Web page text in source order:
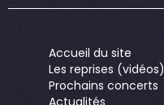
Accueil du site
Les reprises (vidéos)
Prochains concerts